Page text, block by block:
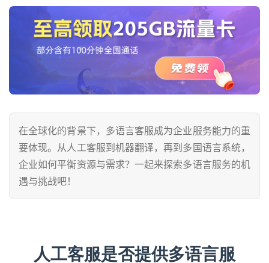
在全球化的背景下，多语言客服成为企业服务能力的重
要体现。从人工客服到机器翻译，再到多国语言系统，
企业如何平衡资源与需求？一起来探索多语言服务的机
遇与挑战吧！
人工客服是否提供多语言服